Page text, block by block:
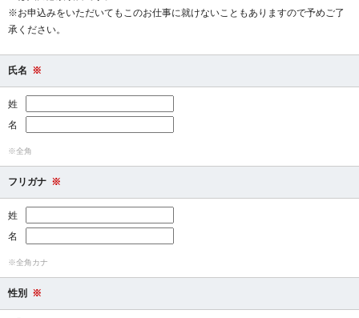
※お申込みをいただいてもこのお仕事に就けないこともありますので予めご了
承ください。
氏名 ※
姓
名
※全角
フリガナ ※
姓
名
※全角カナ
性別 ※